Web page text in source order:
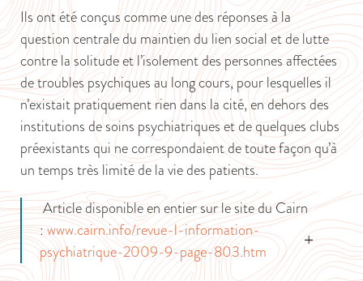
Ils ont été conçus comme une des réponses à la
question centrale du maintien du lien social et de lutte
contre la solitude et l’isolement des personnes affectées
de troubles psychiques au long cours, pour lesquelles il
n’existait pratiquement rien dans la cité, en dehors des
institutions de soins psychiatriques et de quelques clubs
préexistants qui ne correspondaient de toute façon qu’à
un temps très limité de la vie des patients.
Article disponible en entier sur le site du Cairn
:www.cairn.info/revue-l-information-
psychiatrique-2009-9-page-803.htm